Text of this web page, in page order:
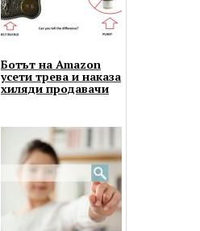
Ботът на Amazon
усети трева и наказа
хиляди продавачи